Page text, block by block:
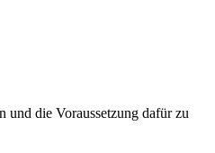
und die Voraussetzung dafür zu